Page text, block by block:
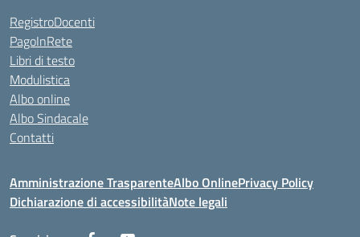
RegistroDocenti
PagoInRete
Libri di testo
Modulistica
Albo online
Albo Sindacale
Contatti
Amministrazione TrasparenteAlbo OnlinePrivacy Policy
Dichiarazione di accessibilitàNote legali